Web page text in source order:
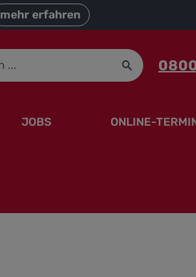
mehr erfahren
JOBS ONLINE-